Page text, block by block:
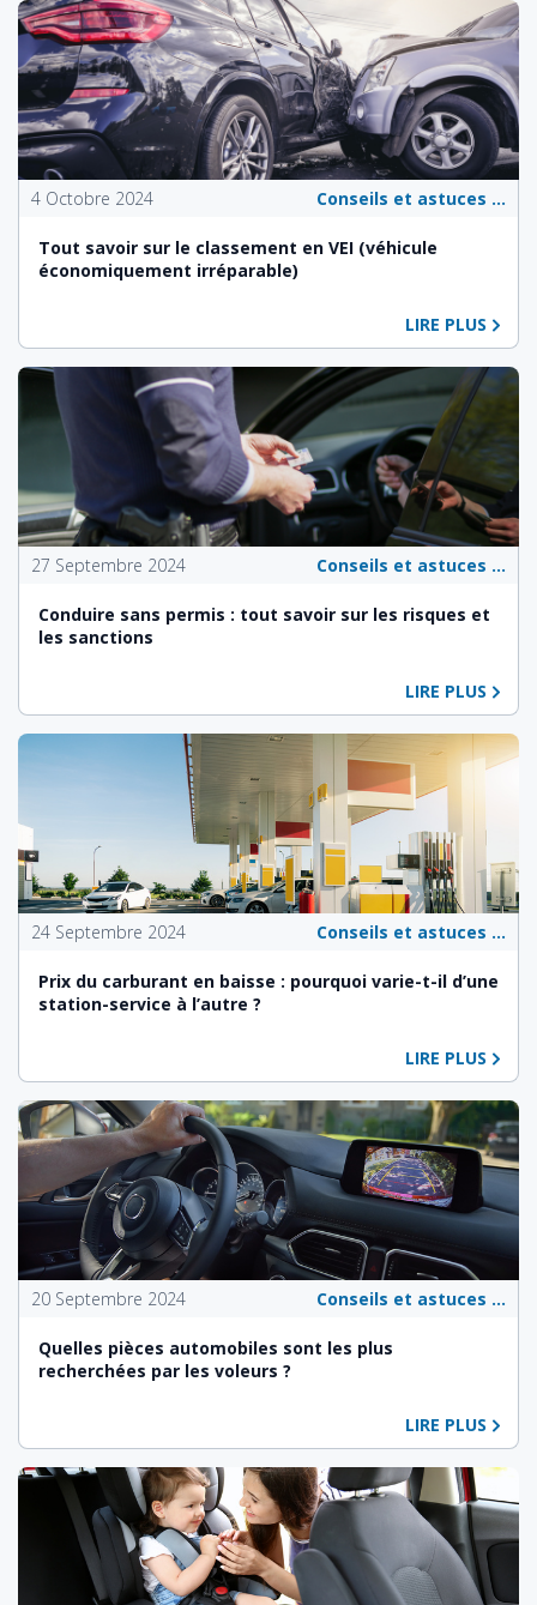
4 Octobre 2024 Conseils et astuces pour les propriétaires de véhicules
Tout savoir sur le classement en VEI (véhicule
économiquement irréparable)
LIRE PLUS
27 Septembre 2024 Conseils et astuces pour les propriétaires de véhicules
Conduire sans permis : tout savoir sur les risques et
les sanctions
LIRE PLUS
24 Septembre 2024 Conseils et astuces pour les propriétaires de véhicules
Prix du carburant en baisse : pourquoi varie-t-il d’une
station-service à l’autre ?
LIRE PLUS
20 Septembre 2024 Conseils et astuces pour les propriétaires de véhicules
Quelles pièces automobiles sont les plus
recherchées par les voleurs ?
LIRE PLUS